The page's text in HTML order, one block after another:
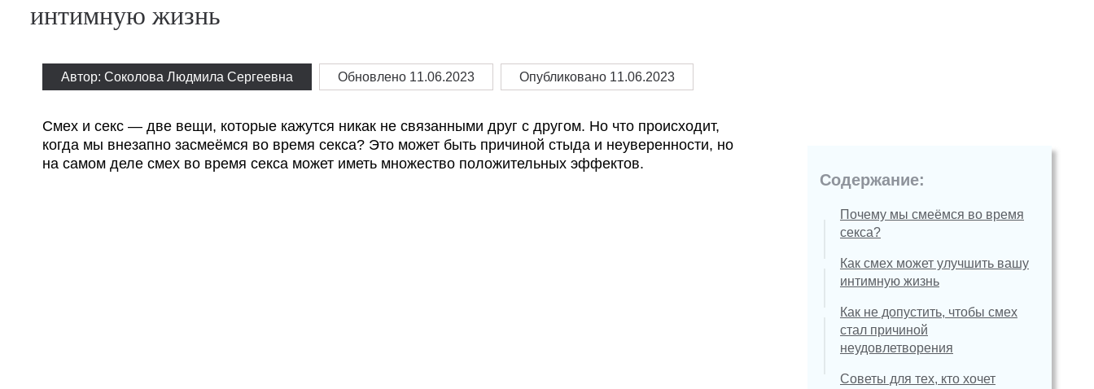
интимную жизнь
Автор: Соколова Людмила Сергеевна Обновлено 11.06.2023 Опубликовано 11.06.2023
Смех и секс — две вещи, которые кажутся никак не связанными друг с другом. Но что происходит,
когда мы внезапно засмеёмся во время секса? Это может быть причиной стыда и неуверенности, но
на самом деле смех во время секса может иметь множество положительных эффектов.
Содержание:
Почему мы смеёмся во время
секса?
Как смех может улучшить вашу
интимную жизнь
Как не допустить, чтобы смех
стал причиной
неудовлетворения
Советы для тех, кто хочет